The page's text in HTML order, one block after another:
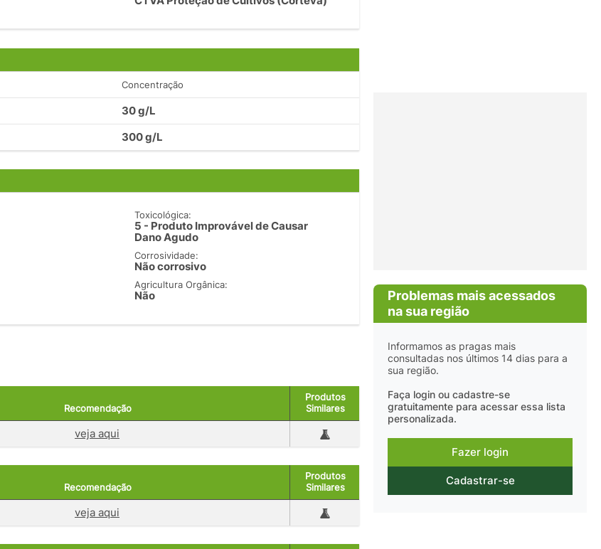
Concentração
30 g/L
300 g/L
Toxicológica:
5 - Produto Improvável de Causar
Dano Agudo
Corrosividade:
Não corrosivo
Agricultura Orgânica:
Não
Recomendação
Produtos
Similares
veja aqui
Recomendação
Produtos
Similares
veja aqui
Problemas mais acessados
na sua região
Informamos as pragas mais
consultadas nos últimos 14 dias para a
sua região.
Faça login ou cadastre-se
gratuitamente para acessar essa lista
personalizada.
Fazer login
Cadastrar-se